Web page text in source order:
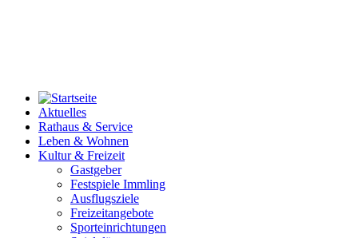
Aktuelles
Rathaus & Service
Leben & Wohnen
Kultur & Freizeit
Gastgeber
Festspiele Immling
Ausflugsziele
Freizeitangebote
Sporteinrichtungen